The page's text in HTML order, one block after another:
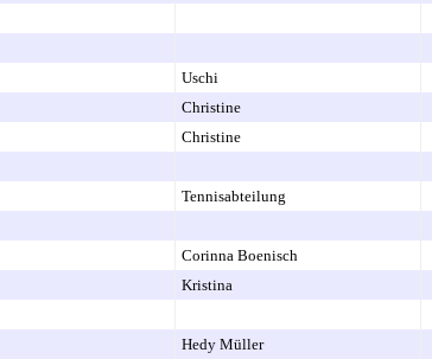
Uschi
Christine
Christine
Tennisabteilung
Corinna Boenisch
Kristina
Hedy Müller